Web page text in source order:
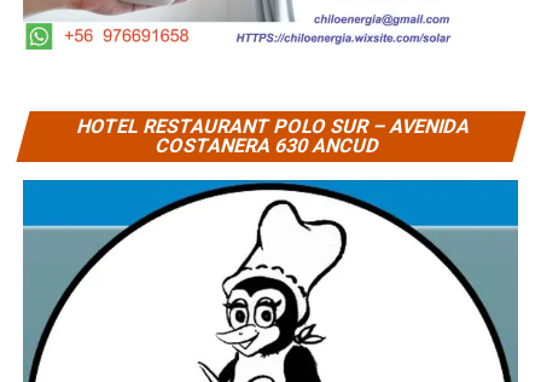
HOTEL RESTAURANT POLO SUR – AVENIDA
COSTANERA 630 ANCUD